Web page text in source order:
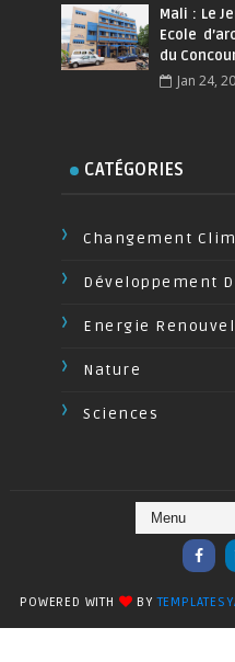
Mali : Le
Ecole
du
Jan 24,
CATÉGORIES
Changement
Développement
Energie
Nature
Sciences
POWERED WITH BY